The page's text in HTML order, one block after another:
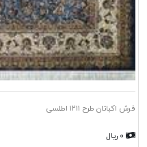
فرش اکباتان طرح ۱۲۱۱ اطلسی